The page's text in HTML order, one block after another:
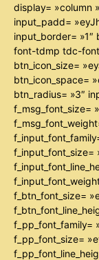
display= »column
input_padd=
input_border=
font-tdmp tdc-
btn_icon_size=
btn_icon_space=
btn_radius= »3″
f_msg_font_size=
f_input_font_size=
f_btn_font_size=
f_pp_font_family=
f_pp_font_size=